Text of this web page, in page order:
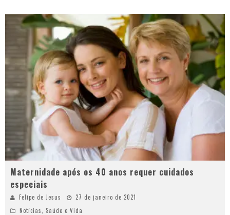
Maternidade após os 40 anos requer cuidados
especiais
Felipe de Jesus
27 de janeiro de 2021
Notícias
Saúde e Vida